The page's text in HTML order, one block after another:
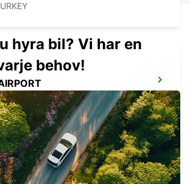
hyra bil? Vi har en
behov!